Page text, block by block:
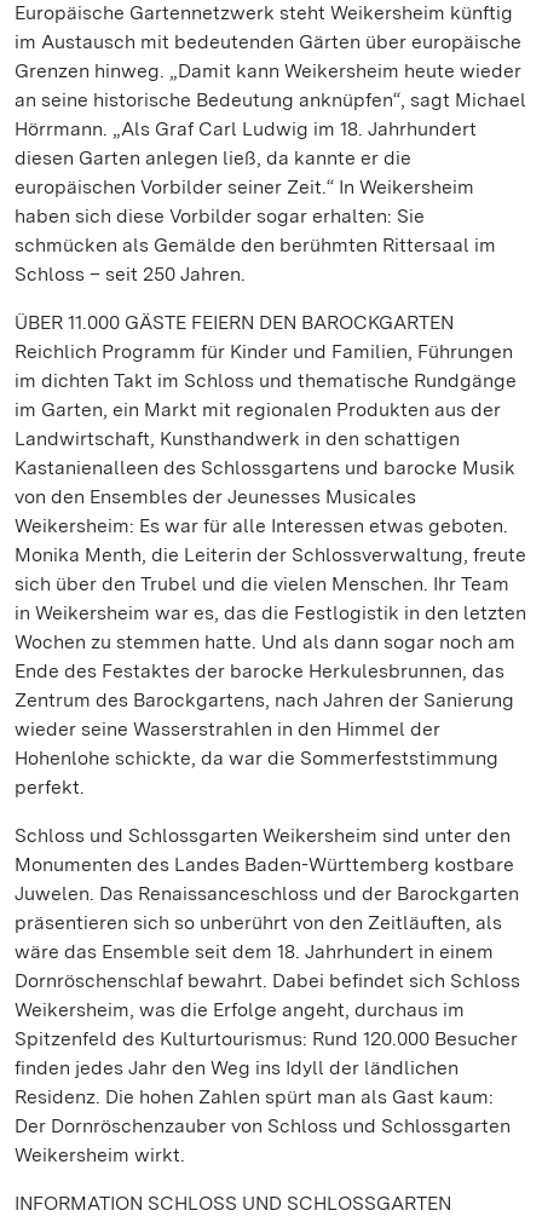
Europäische Gartennetzwerk steht Weikersheim künftig
im Austausch mit bedeutenden Gärten über europäische
Grenzen hinweg. „Damit kann Weikersheim heute wieder
an seine historische Bedeutung anknüpfen“, sagt Michael
Hörrmann. „Als Graf Carl Ludwig im 18. Jahrhundert
diesen Garten anlegen ließ, da kannte er die
europäischen Vorbilder seiner Zeit.“ In Weikersheim
haben sich diese Vorbilder sogar erhalten: Sie
schmücken als Gemälde den berühmten Rittersaal im
Schloss – seit 250 Jahren.
ÜBER 11.000 GÄSTE FEIERN DEN BAROCKGARTEN
Reichlich Programm für Kinder und Familien, Führungen
im dichten Takt im Schloss und thematische Rundgänge
im Garten, ein Markt mit regionalen Produkten aus der
Landwirtschaft, Kunsthandwerk in den schattigen
Kastanienalleen des Schlossgartens und barocke Musik
von den Ensembles der Jeunesses Musicales
Weikersheim: Es war für alle Interessen etwas geboten.
Monika Menth, die Leiterin der Schlossverwaltung, freute
sich über den Trubel und die vielen Menschen. Ihr Team
in Weikersheim war es, das die Festlogistik in den letzten
Wochen zu stemmen hatte. Und als dann sogar noch am
Ende des Festaktes der barocke Herkulesbrunnen, das
Zentrum des Barockgartens, nach Jahren der Sanierung
wieder seine Wasserstrahlen in den Himmel der
Hohenlohe schickte, da war die Sommerfeststimmung
perfekt.
Schloss und Schlossgarten Weikersheim sind unter den
Monumenten des Landes Baden-Württemberg kostbare
Juwelen. Das Renaissanceschloss und der Barockgarten
präsentieren sich so unberührt von den Zeitläuften, als
wäre das Ensemble seit dem 18. Jahrhundert in einem
Dornröschenschlaf bewahrt. Dabei befindet sich Schloss
Weikersheim, was die Erfolge angeht, durchaus im
Spitzenfeld des Kulturtourismus: Rund 120.000 Besucher
finden jedes Jahr den Weg ins Idyll der ländlichen
Residenz. Die hohen Zahlen spürt man als Gast kaum:
Der Dornröschenzauber von Schloss und Schlossgarten
Weikersheim wirkt.
INFORMATION SCHLOSS UND SCHLOSSGARTEN